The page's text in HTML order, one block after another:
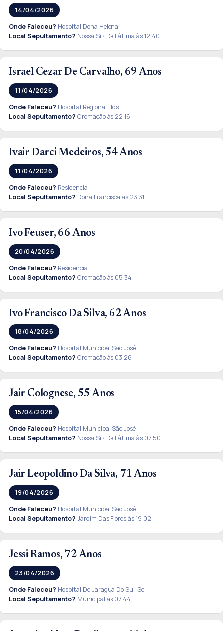
14/04/2026
Onde Faleceu? Hospital Dona Helena
Local Sepultamento? Nossa Srª De Fátima às 12:40
Israel Cezar De Carvalho, 69 Anos
11/04/2026
Onde Faleceu? Hospital Regional Hds
Local Sepultamento? Cremação às 22:16
Ivair Darci Medeiros, 54 Anos
11/04/2026
Onde Faleceu? Residencia
Local Sepultamento? Dona Francisca às 23:31
Ivo Feuser, 66 Anos
20/04/2026
Onde Faleceu? Residencia
Local Sepultamento? Cremação às 05:34
Ivo Francisco Da Silva, 62 Anos
18/04/2026
Onde Faleceu? Hospital Municipal São José
Local Sepultamento? Cremação às 03:26
Jair Colognese, 55 Anos
15/04/2026
Onde Faleceu? Hospital Municipal São José
Local Sepultamento? Nossa Srª De Fátima às 07:50
Jair Leopoldino Da Silva, 71 Anos
19/04/2026
Onde Faleceu? Hospital Municipal São José
Local Sepultamento? Jardim Das Flores às 19:02
Jessi Ramos, 72 Anos
23/04/2026
Onde Faleceu? Hospital De Jaraguá Do Sul-Sc
Local Sepultamento? Municipal às 07:44